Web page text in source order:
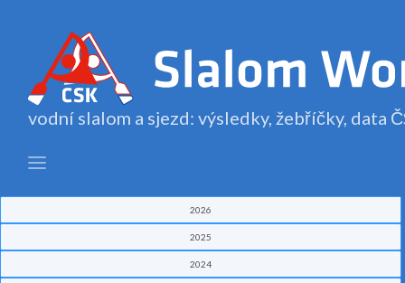
vodní slalom a sjezd: výsledky, žebříčky, data
2026
2025
2024